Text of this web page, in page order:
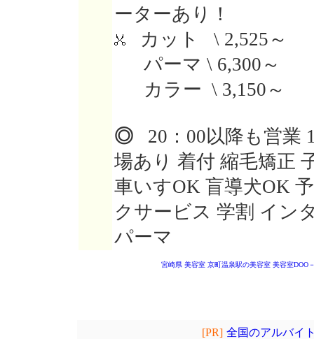
ーターあり！
カット \ 2,525～
パーマ \ 6,300～
カラー \ 3,150～
◎ 20：00以降も営業
場あり 着付 縮毛矯正
車いすOK 盲導犬OK
クサービス 学割 イン
パーマ
宮崎県 美容室 京町温泉駅の美容室 美容室DOO
[PR] 全国のアルバイ